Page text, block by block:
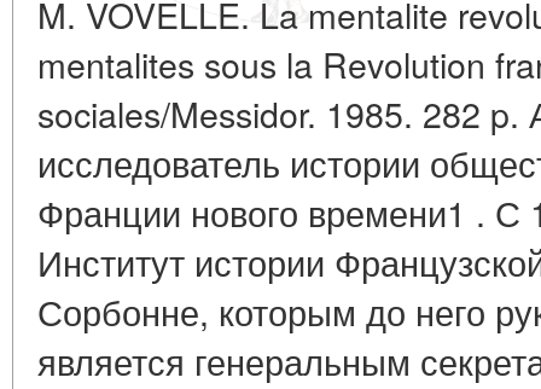
M. VOVELLE. La mentalite
mentalites sous la Revolution
sociales/Messidor. 1985. 282 p.
исследователь истории
Франции нового времени1 . С
Институт истории
Сорбонне, которым до него
является генеральным